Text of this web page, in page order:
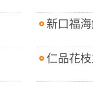
新口福
仁品花